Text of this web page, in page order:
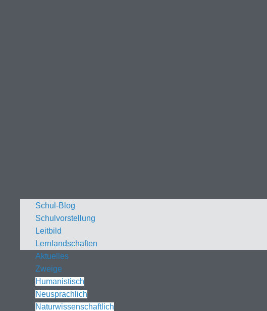
Schul-Blog
Schulvorstellung
Leitbild
Lernlandschaften
Aktuelles
Zweige
Humanistisch
Neusprachlich
Naturwissenschaftlich